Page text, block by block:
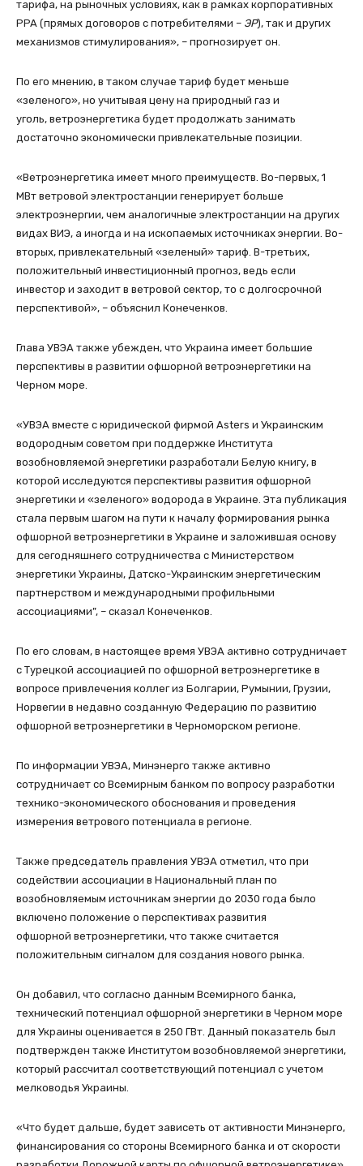
тарифа, на рыночных условиях, как в рамках корпоративных
PPA (прямых договоров с потребителями – ЭР), так и других
механизмов стимулирования», – прогнозирует он.
По его мнению, в таком случае тариф будет меньше
«зеленого», но учитывая цену на природный газ и
уголь, ветроэнергетика будет продолжать занимать
достаточно экономически привлекательные позиции.
«Ветроэнергетика имеет много преимуществ. Во-первых, 1
МВт ветровой электростанции генерирует больше
электроэнергии, чем аналогичные электростанции на других
видах ВИЭ, а иногда и на ископаемых источниках энергии. Во-
вторых, привлекательный «зеленый» тариф. В-третьих,
положительный инвестиционный прогноз, ведь если
инвестор и заходит в ветровой сектор, то с долгосрочной
перспективой», – объяснил Конеченков.
Глава УВЭА также убежден, что Украина имеет большие
перспективы в развитии офшорной ветроэнергетики на
Черном море.
«УВЭА вместе с юридической фирмой Asters и Украинским
водородным советом при поддержке Института
возобновляемой энергетики разработали Белую книгу, в
которой исследуются перспективы развития офшорной
энергетики и «зеленого» водорода в Украине. Эта публикация
стала первым шагом на пути к началу формирования рынка
офшорной ветроэнергетики в Украине и заложившая основу
для сегодняшнего сотрудничества с Министерством
энергетики Украины, Датско-Украинским энергетическим
партнерством и международными профильными
ассоциациями”, – сказал Конеченков.
По его словам, в настоящее время УВЭА активно сотрудничает
с Турецкой ассоциацией по офшорной ветроэнергетике в
вопросе привлечения коллег из Болгарии, Румынии, Грузии,
Норвегии в недавно созданную Федерацию по развитию
офшорной ветроэнергетики в Черноморском регионе.
По информации УВЭА, Минэнерго также активно
сотрудничает со Всемирным банком по вопросу разработки
технико-экономического обоснования и проведения
измерения ветрового потенциала в регионе.
Также председатель правления УВЭА отметил, что при
содействии ассоциации в Национальный план по
возобновляемым источникам энергии до 2030 года было
включено положение о перспективах развития
офшорной ветроэнергетики, что также считается
положительным сигналом для создания нового рынка.
Он добавил, что согласно данным Всемирного банка,
технический потенциал офшорной энергетики в Черном море
для Украины оценивается в 250 ГВт. Данный показатель был
подтвержден также Институтом возобновляемой энергетики,
который рассчитал соответствующий потенциал с учетом
мелководья Украины.
«Что будет дальше, будет зависеть от активности Минэнерго,
финансирования со стороны Всемирного банка и от скорости